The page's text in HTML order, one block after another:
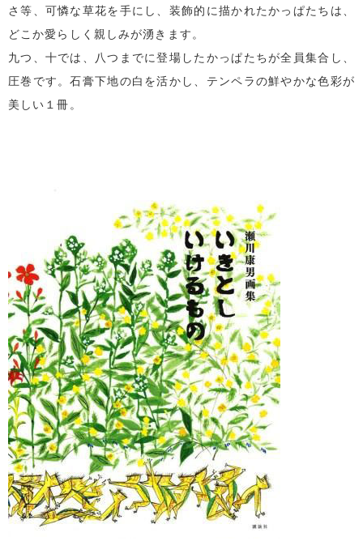
さ等、可憐な草花を手にし、装飾的に描かれたかっぱたちは、
どこか愛らしく親しみが湧きます。
九つ、十では、八つまでに登場したかっぱたちが全員集合し、
圧巻です。石膏下地の白を活かし、テンペラの鮮やかな色彩が
美しい１冊。